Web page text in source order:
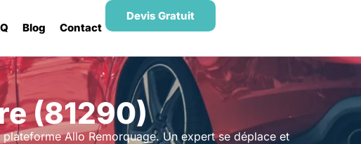
Blog Contact
Devis Gratuit
(81290)
Allo Remorquage. Un expert se déplace et